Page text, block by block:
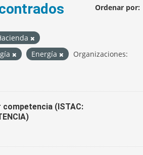
Ordenar por
Energía
Organizaciones:
(ISTAC: